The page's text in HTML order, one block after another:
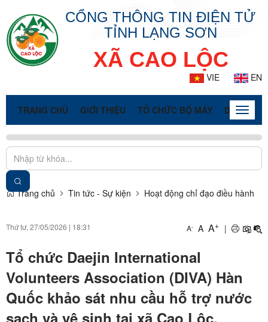
CỔNG THÔNG TIN ĐIỆN TỬ
TỈNH LẠNG SƠN
XÃ CAO LỘC
VIE EN
TRANG CHỦ GIỚI THIỆU TỔ CHỨC BỘ MÁY DOANH
Toggle
Trang chủ Tin tức - Sự kiện Hoạt động chỉ đạo điều hành
Thứ tư, 27/05/2026 | 18:31 A- A A+ |
Tổ chức Daejin International
Volunteers Association (DIVA) Hàn
Quốc khảo sát nhu cầu hỗ trợ nước
sạch và vệ sinh tại xã Cao Lộc.